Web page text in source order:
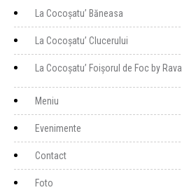
La Cocoșatu’ Băneasa
La Cocoșatu’ Clucerului
La Cocoșatu’ Foișorul de Foc by Rava
Meniu
Evenimente
Contact
Foto